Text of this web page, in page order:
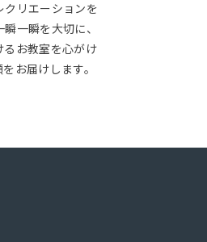
クリエーションを
一瞬を大切に、
るお教室を心がけ
お届けします。